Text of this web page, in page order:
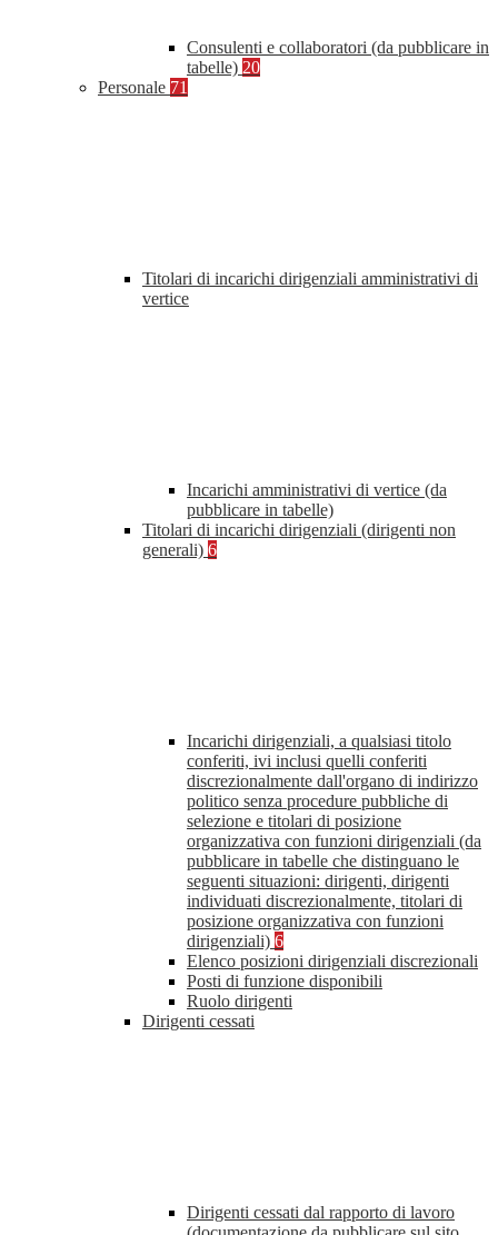
Consulenti e collaboratori (da pubblicare in
tabelle) 20
Personale 71
Titolari di incarichi dirigenziali amministrativi di
vertice
Incarichi amministrativi di vertice (da
pubblicare in tabelle)
Titolari di incarichi dirigenziali (dirigenti non
generali) 6
Incarichi dirigenziali, a qualsiasi titolo
conferiti, ivi inclusi quelli conferiti
discrezionalmente dall'organo di indirizzo
politico senza procedure pubbliche di
selezione e titolari di posizione
organizzativa con funzioni dirigenziali (da
pubblicare in tabelle che distinguano le
seguenti situazioni: dirigenti, dirigenti
individuati discrezionalmente, titolari di
posizione organizzativa con funzioni
dirigenziali) 6
Elenco posizioni dirigenziali discrezionali
Posti di funzione disponibili
Ruolo dirigenti
Dirigenti cessati
Dirigenti cessati dal rapporto di lavoro